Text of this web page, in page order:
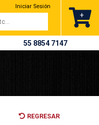
55 8854 7147
Iniciar Sesión
+
REGRESAR